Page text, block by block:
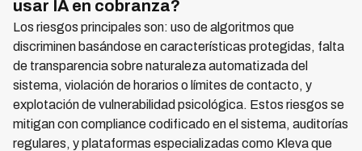
usar IA en cobranza?
Los riesgos principales son: uso de algoritmos que
discriminen basándose en características protegidas, falta
de transparencia sobre naturaleza automatizada del
sistema, violación de horarios o límites de contacto, y
explotación de vulnerabilidad psicológica. Estos riesgos se
mitigan con compliance codificado en el sistema, auditorías
regulares, y plataformas especializadas como Kleva que